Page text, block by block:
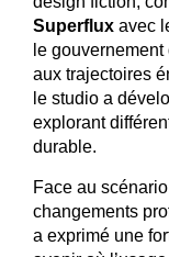
Superflux avec
le
aux trajectoires
le studio a
explorant
durable.
Face au
changements
a exprimé une